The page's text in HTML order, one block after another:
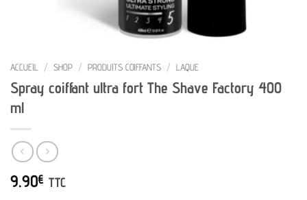
ACCUEIL / SHOP / PRODUITS COIFFANTS / LAQUE
Spray coiffant ultra fort The Shave Factory 400
ml
9.90€ TTC